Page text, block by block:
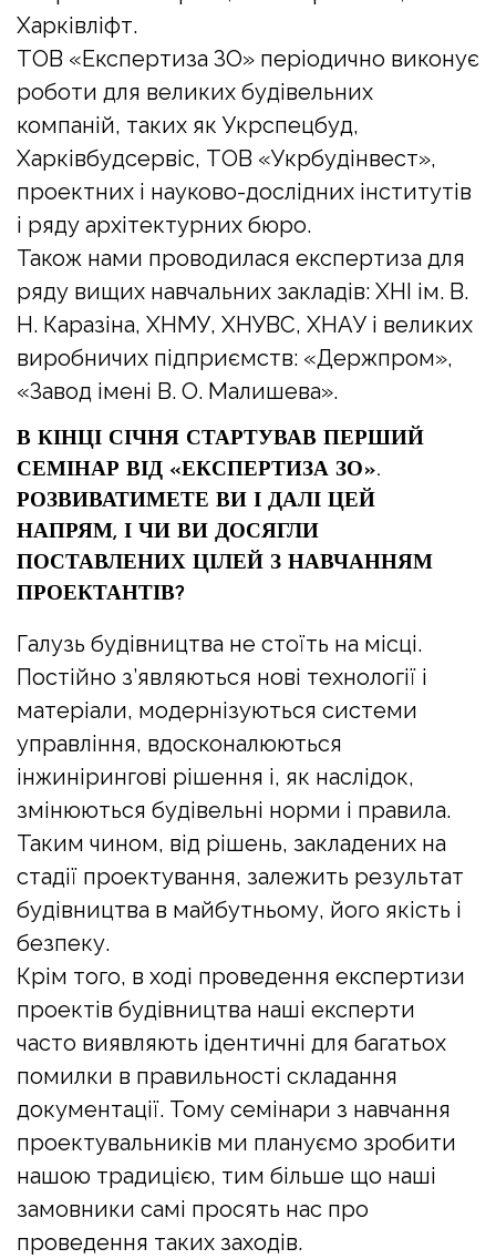
Харківліфт.
ТОВ «Експертиза ЗО» періодично виконує
роботи для великих будівельних
компаній, таких як Укрспецбуд,
Харківбудсервіс, ТОВ «Укрбудінвест»,
проектних і науково-дослідних інститутів
і ряду архітектурних бюро.
Також нами проводилася експертиза для
ряду вищих навчальних закладів: ХНІ ім. В.
Н. Каразіна, ХНМУ, ХНУВС, ХНАУ і великих
виробничих підприємств: «Держпром»,
«Завод імені В. О. Малишева».
В КІНЦІ СІЧНЯ СТАРТУВАВ ПЕРШИЙ
СЕМІНАР ВІД «ЕКСПЕРТИЗА ЗО».
РОЗВИВАТИМЕТЕ ВИ І ДАЛІ ЦЕЙ
НАПРЯМ, І ЧИ ВИ ДОСЯГЛИ
ПОСТАВЛЕНИХ ЦІЛЕЙ З НАВЧАННЯМ
ПРОЕКТАНТІВ?
Галузь будівництва не стоїть на місці.
Постійно з’являються нові технології і
матеріали, модернізуються системи
управління, вдосконалюються
інжинірингові рішення і, як наслідок,
змінюються будівельні норми і правила.
Таким чином, від рішень, закладених на
стадії проектування, залежить результат
будівництва в майбутньому, його якість і
безпеку.
Крім того, в ході проведення експертизи
проектів будівництва наші експерти
часто виявляють ідентичні для багатьох
помилки в правильності складання
документації. Тому семінари з навчання
проектувальників ми плануємо зробити
нашою традицією, тим більше що наші
замовники самі просять нас про
проведення таких заходів.